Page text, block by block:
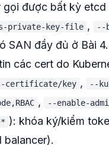
gọi được bất kỳ etcd
private-key-file , --
SAN đầy đủ ở Bài 4.
các cert do
certificate/key , --
, --enable-
): khóa ký/kiểm
balancer).